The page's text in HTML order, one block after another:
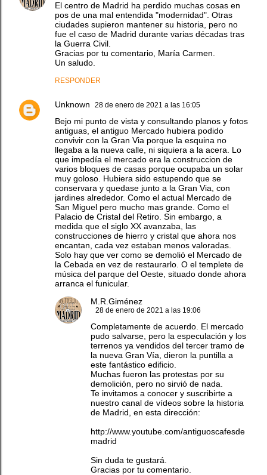
El centro de Madrid ha perdido muchas cosas en
pos de una mal entendida "modernidad". Otras
ciudades supieron mantener su historia, pero no
fue el caso de Madrid durante varias décadas tras
la Guerra Civil.
Gracias por tu comentario, María Carmen.
Un saludo.
RESPONDER
Unknown 28 de enero de 2021 a las 16:05
Bejo mi punto de vista y consultando planos y fotos
antiguas, el antiguo Mercado hubiera podido
convivir con la Gran Via porque la esquina no
llegaba a la nueva calle, ni siquiera a la acera. Lo
que impedía el mercado era la construccion de
varios bloques de casas porque ocupaba un solar
muy goloso. Hubiera sido estupendo que se
conservara y quedase junto a la Gran Via, con
jardines alrededor. Como el actual Mercado de
San Miguel pero mucho mas grande. Como el
Palacio de Cristal del Retiro. Sin embargo, a
medida que el siglo XX avanzaba, las
construcciones de hierro y cristal que ahora nos
encantan, cada vez estaban menos valoradas.
Solo hay que ver como se demolió el Mercado de
la Cebada en vez de restaurarlo. O el templete de
música del parque del Oeste, situado donde ahora
arranca el funicular.
M.R.Giménez
28 de enero de 2021 a las 19:06
Completamente de acuerdo. El mercado
pudo salvarse, pero la especulación y los
terrenos ya vendidos del tercer tramo de
la nueva Gran Vía, dieron la puntilla a
este fantástico edificio.
Muchas fueron las protestas por su
demolición, pero no sirvió de nada.
Te invitamos a conocer y suscribirte a
nuestro canal de vídeos sobre la historia
de Madrid, en esta dirección:
http://www.youtube.com/antiguoscafesde
madrid
Sin duda te gustará.
Gracias por tu comentario.